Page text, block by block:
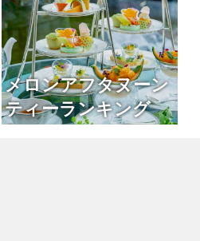
メロンアフタヌーン
ティーランキング